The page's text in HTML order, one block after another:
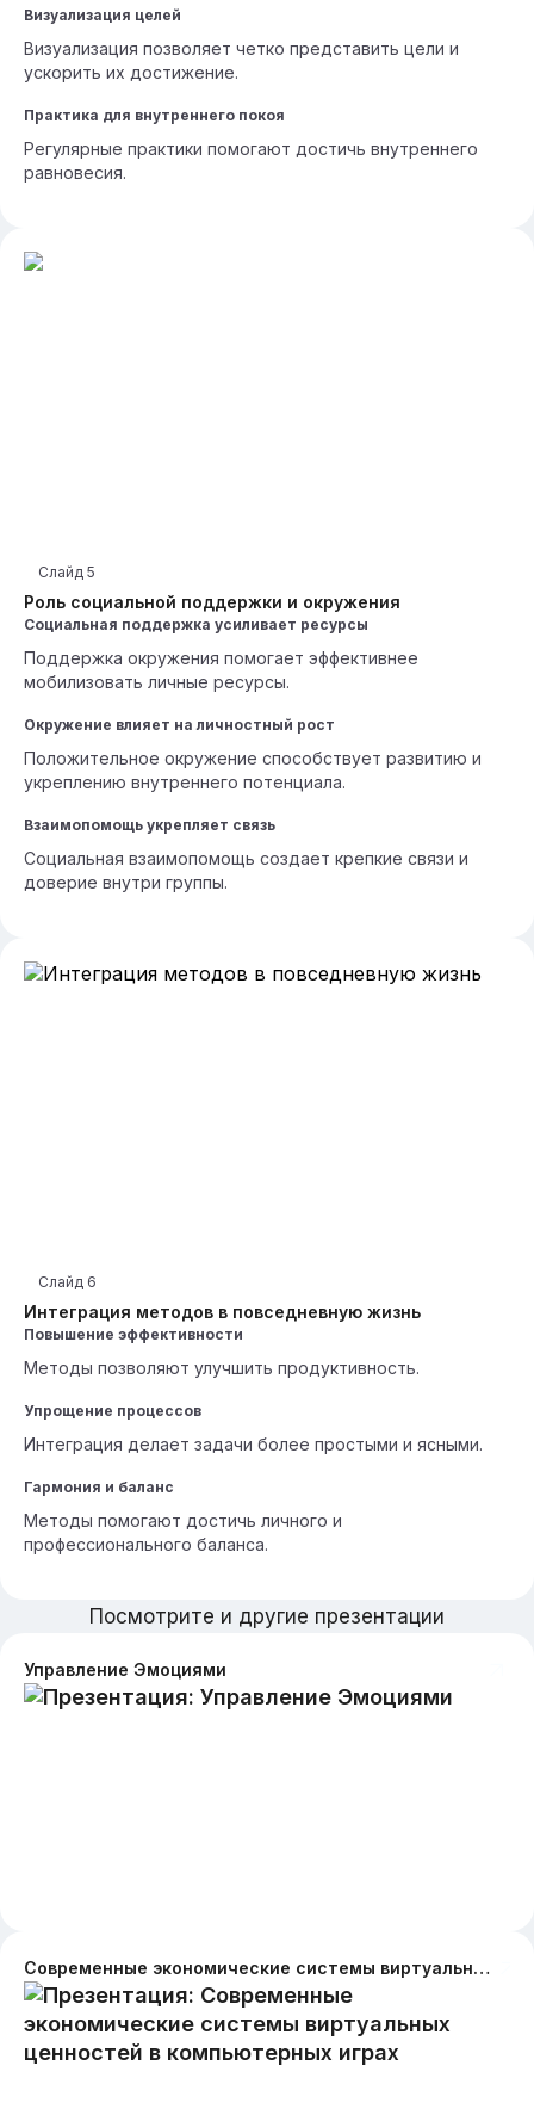
Визуализация целей
Визуализация позволяет четко представить цели и
ускорить их достижение.
Практика для внутреннего покоя
Регулярные практики помогают достичь внутреннего
равновесия.
Роль социальной поддержки и окружения
Слайд 5
Социальная поддержка усиливает ресурсы
Поддержка окружения помогает эффективнее
мобилизовать личные ресурсы.
Окружение влияет на личностный рост
Положительное окружение способствует развитию и
укреплению внутреннего потенциала.
Взаимопомощь укрепляет связь
Социальная взаимопомощь создает крепкие связи и
доверие внутри группы.
Интеграция методов в повседневную жизнь
Слайд 6
Повышение эффективности
Методы позволяют улучшить продуктивность.
Упрощение процессов
Интеграция делает задачи более простыми и ясными.
Гармония и баланс
Методы помогают достичь личного и
профессионального баланса.
Посмотрите и другие презентации
Управление Эмоциями
Современные экономические системы виртуальных ценностей в компьютерных играх